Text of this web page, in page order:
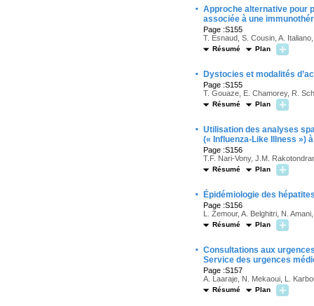
· Approche alternative pour
associée à une
Page :S155
T. Esnaud, S. Cousin, A.
Résumé Plan
· Dystocies et modalités
Page :S155
T. Gouaze, E. Chamorey, R.
Résumé Plan
· Utilisation des analyses
(« Influenza-Like Illness »)
Page :S156
T.F. Nari-Vony, J.M.
Résumé Plan
· Épidémiologie des
Page :S156
L. Zemour, A. Belghitri, N.
Résumé Plan
· Consultations aux
Service des urgences
Page :S157
A. Laaraje, N. Mekaoui, L.
Résumé Plan